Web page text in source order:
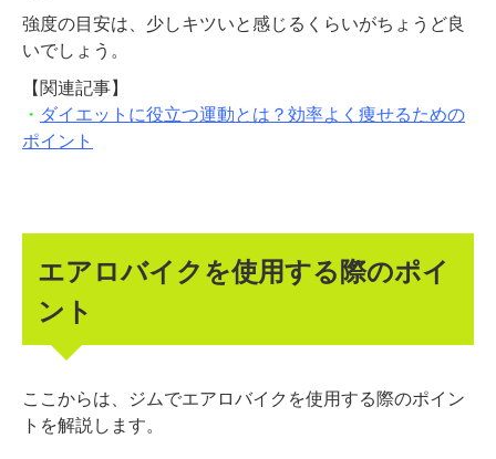
強度の目安は、少しキツいと感じるくらいがちょうど良
いでしょう。
【関連記事】
・ ダイエットに役立つ運動とは？効率よく痩せるための
ポイント
エアロバイクを使用する際のポイ
ント
ここからは、ジムでエアロバイクを使用する際のポイン
トを解説します。